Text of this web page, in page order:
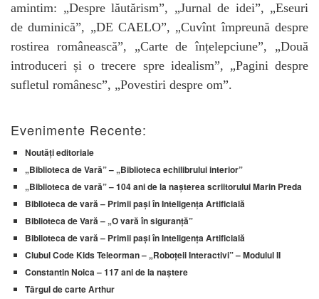
amintim: „Despre lăutărism”, „Jurnal de idei”, „Eseuri
de duminică”, „DE CAELO”, „Cuvînt împreună despre
rostirea românească”, „Carte de înțelepciune”, „Două
introduceri și o trecere spre idealism”, „Pagini despre
sufletul românesc”, „Povestiri despre om”.
Evenimente Recente:
Noutăți editoriale
„Biblioteca de Vară” – „Biblioteca echilibrului interior”
„Biblioteca de vară” – 104 ani de la nașterea scriitorului Marin Preda
Biblioteca de vară – Primii pași în Inteligența Artificială
Biblioteca de Vară – „O vară în siguranță”
Biblioteca de vară – Primii pași în Inteligența Artificială
Clubul Code Kids Teleorman – „Roboțeii Interactivi” – Modulul II
Constantin Noica – 117 ani de la naștere
Târgul de carte Arthur